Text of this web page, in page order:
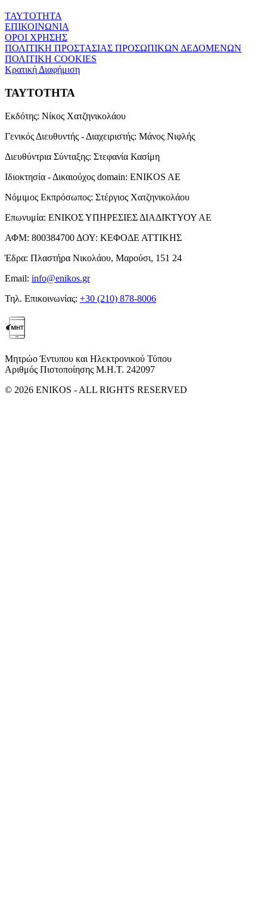
ΤΑΥΤΟΤΗΤΑ
ΕΠΙΚΟΙΝΩΝΙΑ
ΟΡΟΙ ΧΡΗΣΗΣ
ΠΟΛΙΤΙΚΗ ΠΡΟΣΤΑΣΙΑΣ ΠΡΟΣΩΠΙΚΩΝ ΔΕΔΟΜΕΝΩΝ
ΠΟΛΙΤΙΚΗ COOKIES
Κρατική Διαφήμιση
ΤΑΥΤΟΤΗΤΑ
Εκδότης: Νίκος Χατζηνικολάου
Γενικός Διευθυντής - Διαχειριστής: Μάνος Νιφλής
Διευθύντρια Σύνταξης: Στεφανία Κασίμη
Ιδιοκτησία - Δικαιούχος domain: ENIKOS AE
Νόμιμος Εκπρόσωπος: Στέργιος Χατζηνικολάου
Επωνυμία: ΕΝΙΚΟΣ ΥΠΗΡΕΣΙΕΣ ΔΙΑΔΙΚΤΥΟΥ ΑΕ
ΑΦΜ: 800384700 ΔΟΥ: ΚΕΦΟΔΕ ΑΤΤΙΚΗΣ
Έδρα: Πλαστήρα Νικολάου, Μαρούσι, 151 24
Email: info@enikos.gr
Τηλ. Επικοινωνίας: +30 (210) 878-8006
Μητρώο Έντυπου και Ηλεκτρονικού Τύπου
Αριθμός Πιστοποίησης Μ.Η.Τ. 242097
© 2026 ENIKOS - ALL RIGHTS RESERVED